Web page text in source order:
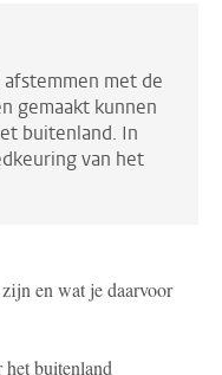
met de
gemaakt kunnen
buitenland. In
van het
en wat je daarvoor
buitenland